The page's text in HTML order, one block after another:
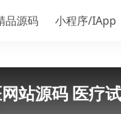
品源码 小程序/IApp
站源码 医疗